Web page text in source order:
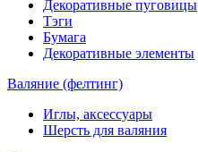
Декоративные пуговицы
Тэги
Бумага
Декоративные элементы
Валяние (фелтинг)
Иглы, аксессуары
Шерсть для валяния